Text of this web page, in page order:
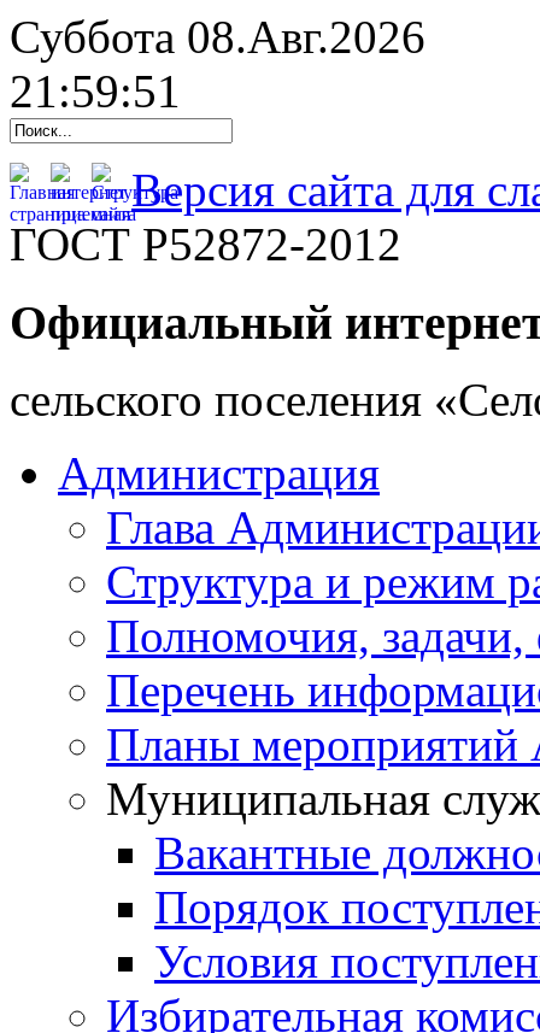
Суббота 08.Авг.2026
21:59:52
Версия сайта для
ГОСТ Р52872-2012
Официальный
cельского поселения
Администрация
Глава
Структура и режим
Полномочия,
Перечень
Планы мероприятий
Муниципальная
Вакантные
Порядок
Условия
Избирательная